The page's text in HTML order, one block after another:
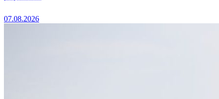
07.08.2026